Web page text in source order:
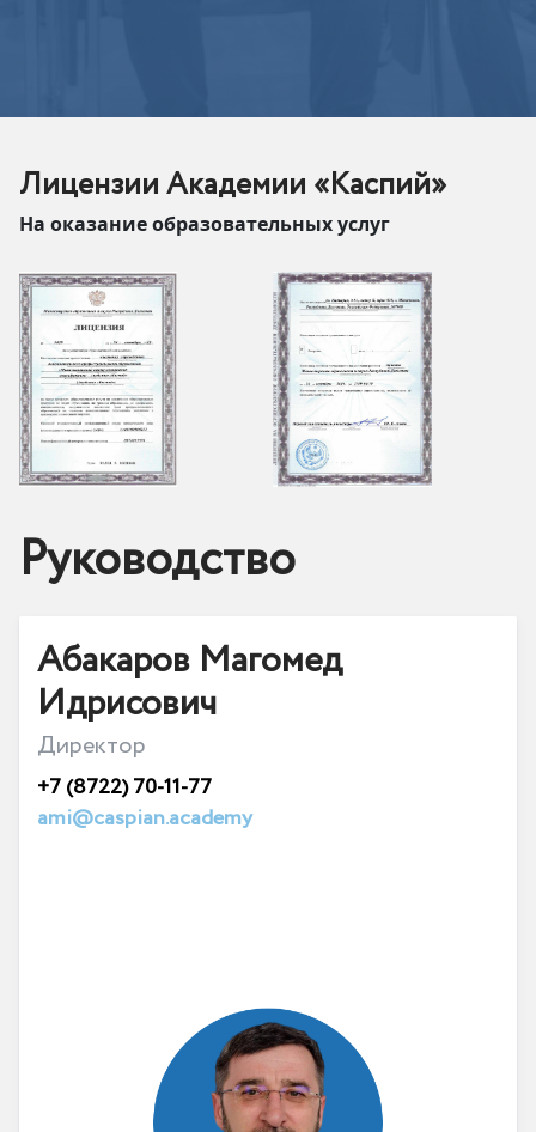
Лицензии Академии «Каспий»
На оказание образовательных услуг
Руководство
Абакаров Магомед
Идрисович
Директор
+7 (8722) 70-11-77
ami@caspian.academy